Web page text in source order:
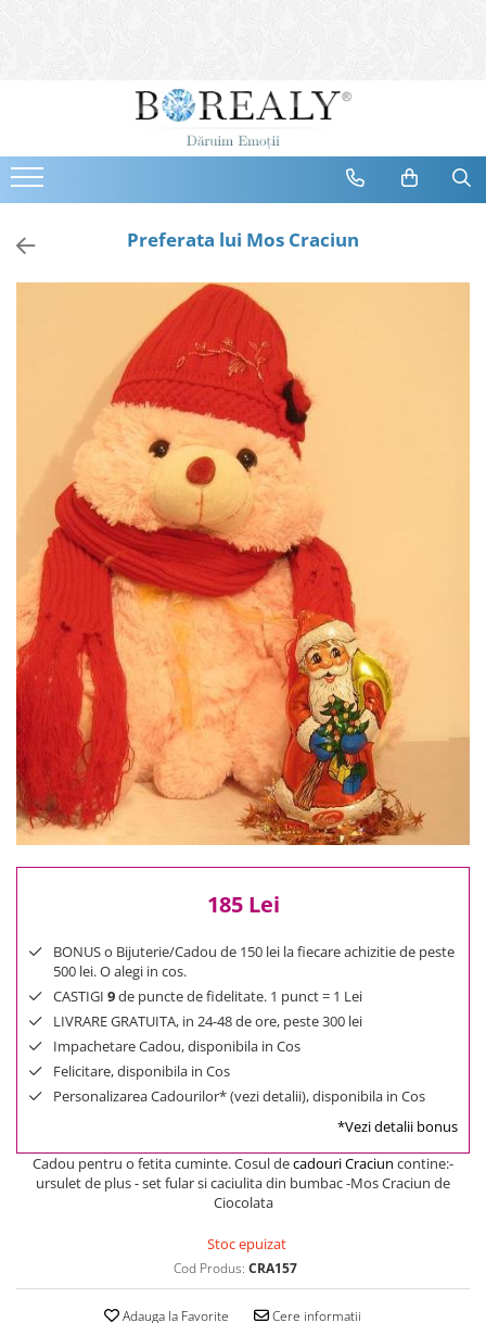
Bijuterii
Cercei
Bratari
Coliere
Bijuterii Femei
Bijuterii Copii
Bijuterii Mirese
Reduceri
Cele mai noi
Cele mai vandute
Cele mai votate
Cu video
Pret
0 Lei - 100 Lei
100 Lei - 200 Lei
200 Lei - 300 Lei
300 Lei - 500 Lei
500 Lei - 1000 Lei
1000 Lei +
Preferata lui Mos Craciun
185 Lei
BONUS o Bijuterie/Cadou de 150 lei la fiecare achizitie de peste
500 lei. O alegi in cos.
CASTIGI 9de puncte de fidelitate. 1 punct = 1 Lei
LIVRARE GRATUITA, in 24-48 de ore, peste 300 lei
Impachetare Cadou, disponibila in Cos
Felicitare, disponibila in Cos
Personalizarea Cadourilor* (vezi detalii), disponibila in Cos
*Vezi detalii bonus
Cadou pentru o fetita cuminte. Cosul decadouri Craciun contine:-
ursulet de plus - set fular si caciulita din bumbac -Mos Craciun de
Ciocolata
Stoc epuizat
Cod Produs: CRA157
Adauga la Favorite Cere informatii